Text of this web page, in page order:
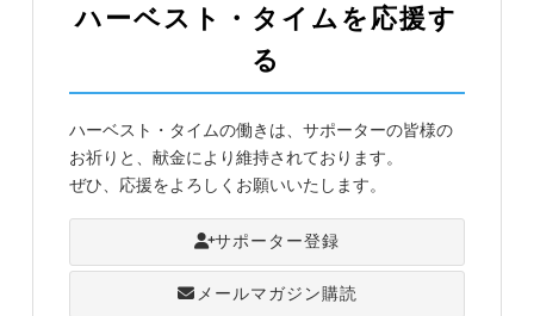
ハーベスト・タイムを応援す
る
ハーベスト・タイムの働きは、サポーターの皆様の
お祈りと、献金により維持されております。
ぜひ、応援をよろしくお願いいたします。
サポーター登録
メールマガジン購読